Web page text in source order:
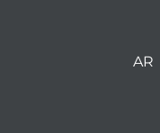
AR